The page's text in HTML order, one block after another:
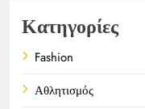
Κατηγορίες
Fashion
Αθλητισμός